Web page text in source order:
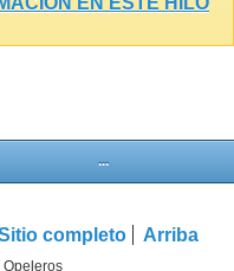
...
completo Arriba